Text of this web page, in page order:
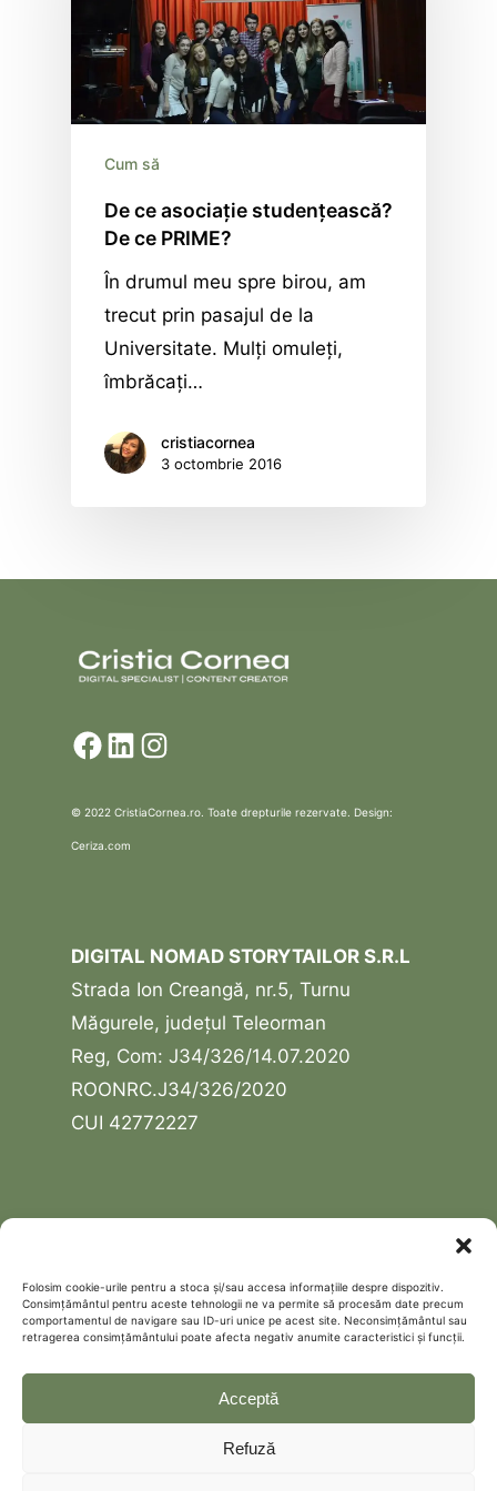
Folosim cookie-urile pentru a stoca și/sau accesa informațiile despre dispozitiv.
Consimțământul pentru aceste tehnologii ne va permite să procesăm date precum
comportamentul de navigare sau ID-uri unice pe acest site. Neconsimțământul sau
retragerea consimțământului poate afecta negativ anumite caracteristici și funcții.
Acceptă
Refuză
Cum să
De ce asociație studențească?
De ce PRIME?
În drumul meu spre birou, am
trecut prin pasajul de la
Universitate. Mulţi omuleţi,
îmbrăcaţi…
cristiacornea
3 octombrie 2016
Facebook
LinkedIn
© 2022 CristiaCornea.ro. Toate drepturile rezervate. Design:
Ceriza.com
DIGITAL NOMAD STORYTAILOR S.R.L
Strada Ion Creangă, nr.5, Turnu
Măgurele, județul Teleorman
Reg, Com: J34/326/14.07.2020
ROONRC.J34/326/2020
CUI 42772227
Contact
Schedule a free discovery call
Politică de confidențialitate